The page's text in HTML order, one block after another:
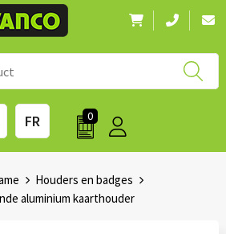
FR 0
Houders en badges
aluminium kaarthouder